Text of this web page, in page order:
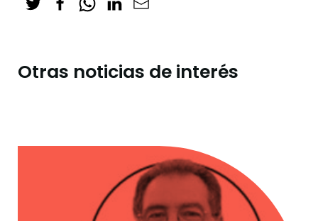
Otras noticias de interés